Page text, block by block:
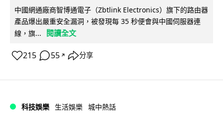
中國網通廠商智博通電子（Zbtlink Electronics）旗下的路由器
產品爆出嚴重安全漏洞，被發現每 35 秒便會與中國伺服器連
線，旗...
閱讀全文
215 55 ↗ 分享
科技娛樂 生活娛樂 城中熱話